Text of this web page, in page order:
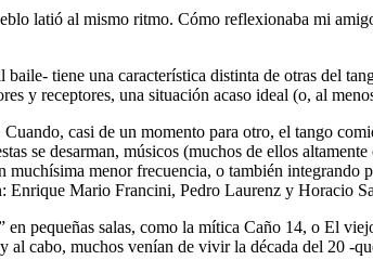
latió al mismo ritmo. Cómo reflexionaba mi
baile- tiene una característica distinta de otras del
y receptores, una situación acaso ideal (o, al
casi de un momento para otro, el tango
se desarman, músicos (muchos de ellos
muchísima menor frecuencia, o también integrando
Enrique Mario Francini, Pedro Laurenz y Horacio
pequeñas salas, como la mítica Caño 14, o El
al cabo, muchos venían de vivir la década del 20 -